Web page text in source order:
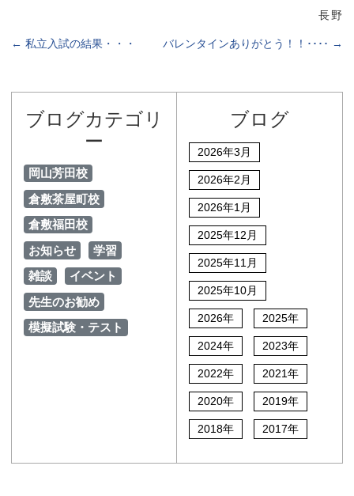
長野
← 私立入試の結果・・・ バレンタインありがとう！！････ →
ブログカテゴリ
ー
岡山芳田校
倉敷茶屋町校
倉敷福田校
お知らせ
学習
雑談
イベント
先生のお勧め
模擬試験・テスト
ブログ
2026年3月
2026年2月
2026年1月
2025年12月
2025年11月
2025年10月
2026年 2025年
2024年 2023年
2022年 2021年
2020年 2019年
2018年 2017年